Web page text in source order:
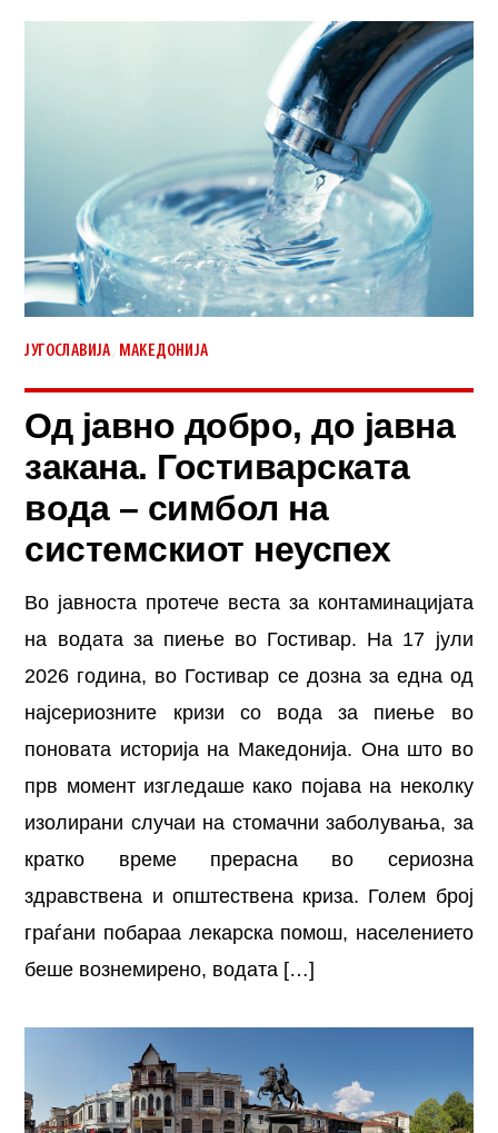
ЈУГОСЛАВИЈА МАКЕДОНИЈА
Од јавно добро, до јавна
закана. Гостиварската
вода – симбол на
системскиот неуспех
Во јавноста протече веста за контаминацијата
на водата за пиење во Гостивар. На 17 јули
2026 година, во Гостивар се дозна за една од
најсериозните кризи со вода за пиење во
поновата историја на Македонија. Она што во
прв момент изгледаше како појава на неколку
изолирани случаи на стомачни заболувања, за
кратко време прерасна во сериозна
здравствена и општествена криза. Голем број
граѓани побараа лекарска помош, населението
беше вознемирено, водата […]